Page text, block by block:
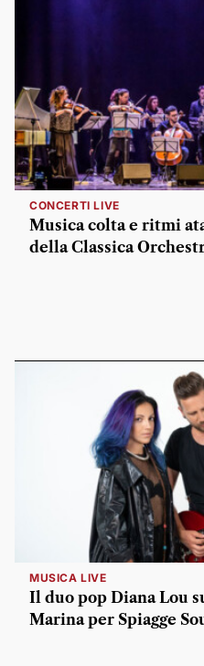
CONCERTI LIVE
Musica colta e ritmi
della Classica
MUSICA LIVE
Il duo pop Diana Lou
Marina per Spiagge